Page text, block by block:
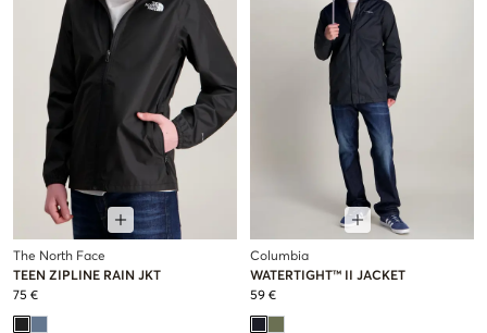
The North Face
TEEN ZIPLINE RAIN JKT
75 €
Columbia
WATERTIGHT™ II JACKET
59 €